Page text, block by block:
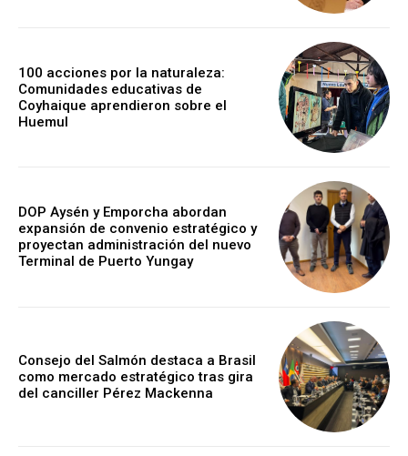
100 acciones por la naturaleza:
Comunidades educativas de
Coyhaique aprendieron sobre el
Huemul
DOP Aysén y Emporcha abordan
expansión de convenio estratégico y
proyectan administración del nuevo
Terminal de Puerto Yungay
Consejo del Salmón destaca a Brasil
como mercado estratégico tras gira
del canciller Pérez Mackenna